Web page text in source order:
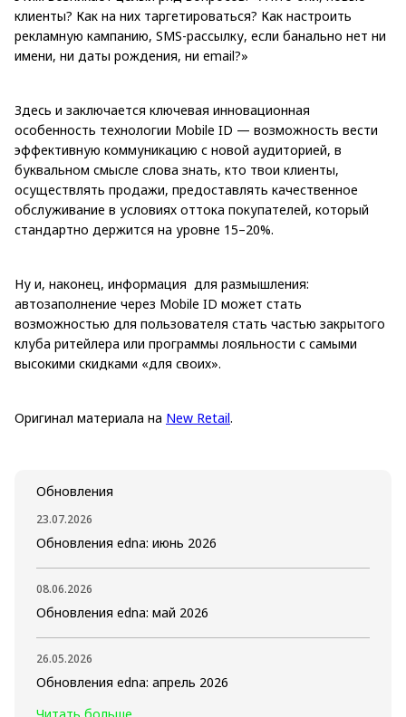
клиенты? Как на них таргетироваться? Как настроить
рекламную кампанию, SMS-рассылку, если банально нет ни
имени, ни даты рождения, ни email?»
Здесь и заключается ключевая инновационная
особенность технологии Mobile ID — возможность вести
эффективную коммуникацию с новой аудиторией, в
буквальном смысле слова знать, кто твои клиенты,
осуществлять продажи, предоставлять качественное
обслуживание в условиях оттока покупателей, который
стандартно держится на уровне 15–20%.
Ну и, наконец, информация для размышления:
автозаполнение через Mobile ID может стать
возможностью для пользователя стать частью закрытого
клуба ритейлера или программы лояльности с самыми
высокими скидками «для своих».
Оригинал материала на New Retail.
Обновления
23.07.2026
Обновления edna: июнь 2026
08.06.2026
Обновления edna: май 2026
26.05.2026
Обновления edna: апрель 2026